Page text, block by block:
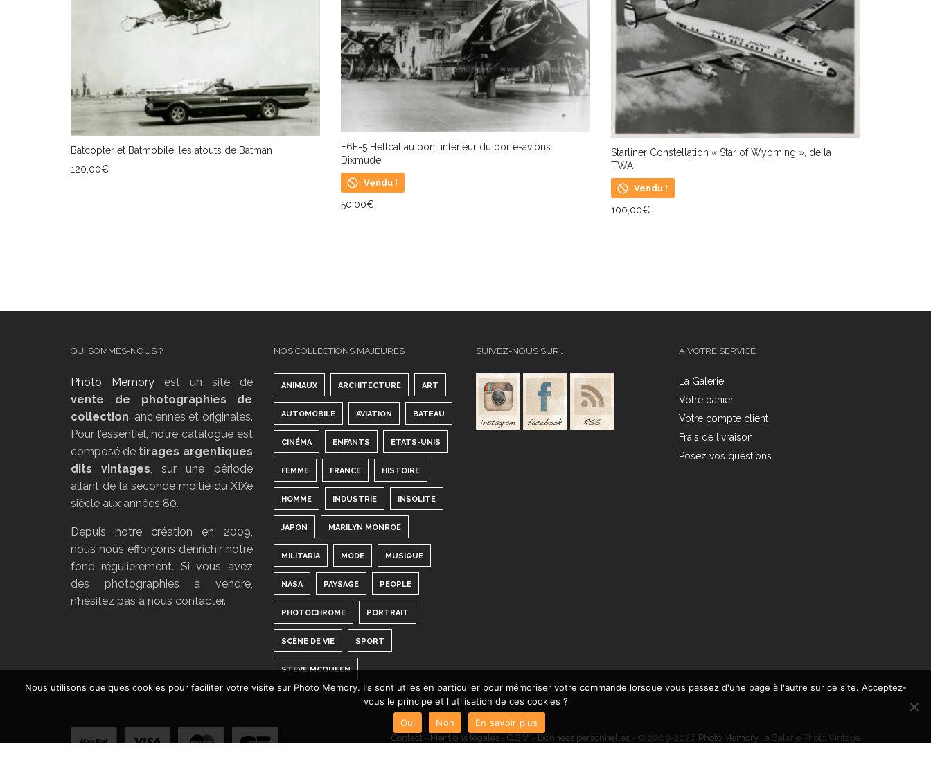
Batcopter et Batmobile, les atouts de Batman
120,00€
F6F-5 Hellcat au pont inférieur du porte-avions
Dixmude
Vendu !
50,00€
Starliner Constellation « Star of Wyoming », de la
TWA
Vendu !
100,00€
QUI SOMMES-NOUS ?
Photo Memoryest un site de
vente de photographies de
collection, anciennes et originales.
Pour l’essentiel, notre catalogue est
composé de tirages argentiques
dits vintages, sur une période
allant de la seconde moitié du XIXe
siècle aux années 80.
Depuis notre création en 2009,
nous nous efforçons d’enrichir notre
fond régulièrement. Si vous avez
des photographies à vendre,
n’hésitez pas à nous contacter.
NOS COLLECTIONS MAJEURES
ANIMAUX ARCHITECTURE ART
AUTOMOBILE AVIATION BATEAU
CINÉMA ENFANTS ETATS-UNIS
FEMME FRANCE HISTOIRE
HOMME INDUSTRIE INSOLITE
JAPON MARILYN MONROE
MILITARIA MODE MUSIQUE
NASA PAYSAGE PEOPLE
PHOTOCHROME PORTRAIT
SCÈNE DE VIE SPORT
STEVE MCQUEEN
SUIVEZ-NOUS SUR… A VOTRE SERVICE
La Galerie
Votre panier
Votre compte client
Frais de livraison
Posez vos questions
Contact - Mentions légales - C.G.V. - Données personnelles - © 2009-2026 Photo Memory, la Galerie Photo Vintage
Nous utilisons quelques cookies pour faciliter votre visite sur Photo Memory. Ils sont utiles en particulier pour mémoriser votre commande lorsque vous passez d'une page à l'autre sur ce site. Acceptez-
vous le principe et l'utilisation de ces cookies ?
Oui
Non En savoir plus